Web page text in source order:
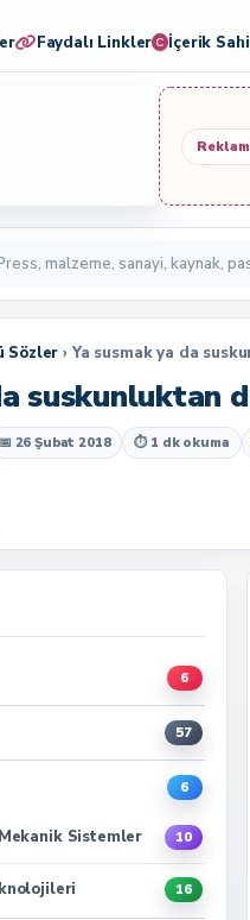
Faydalı Linkler İçerik
Sözler › Ya susmak ya da
suskunluktan
📅 26 Şubat 2018 ⏱ 1 dk okuma
6
57
6
Sistemler 10
16